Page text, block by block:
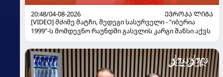
20:48/04-08-2026
ᲔᲕᲠᲝᲞᲐ ᲚᲘᲒᲐ
[VIDEO] მძიმე მატჩი, შედეგი სასურველი - "იბერია
1999"-ს მომდევნო რაუნდში გასვლის კარგი შანსი აქვს